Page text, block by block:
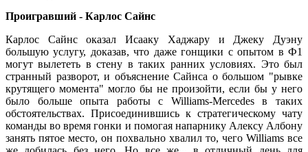
Проигравший - Карлос Сайнс
Карлос Сайнс оказал Исааку Хаджару и Джеку Дуэну
большую услугу, доказав, что даже гонщики с опытом в Ф1
могут вылететь в стену в таких ранних условиях. Это был
странный разворот, и объяснение Сайнса о большом "рывке
крутящего момента" могло бы не произойти, если бы у него
было больше опыта работы с Williams-Mercedes в таких
обстоятельствах. Присоединившись к стратегическому чату
команды во время гонки и помогая напарнику Алексу Албону
занять пятое место, он похвально хвалил то, чего Williams все